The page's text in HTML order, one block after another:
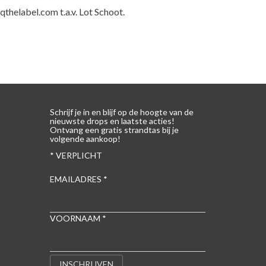
t.a.v. Lot Schoot.
Schrijf je in en blijf op de hoogte van de
nieuwste drops en laatste acties!
Ontvang een gratis strandtas bij je
volgende aankoop!
* VERPLICHT
EMAILADRES *
VOORNAAM *